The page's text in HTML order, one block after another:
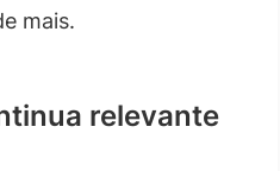
mais.
relevante